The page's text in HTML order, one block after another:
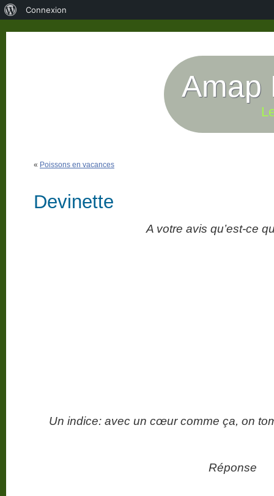
Amap
« Poissons en vacances
Devinette
A votre avis qu’est-ce
Un indice: avec un cœur comme ça, on
Réponse
Connexion